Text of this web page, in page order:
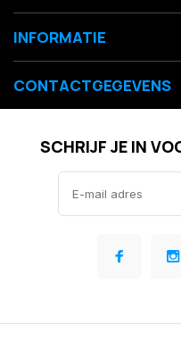
INFORMATIE
CONTACTGEGEVENS
SCHRIJF JE IN